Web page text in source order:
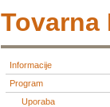
Tovarna
Informacije
Program
Uporaba